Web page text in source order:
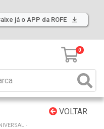
já o APP da ROFE
0
VOLTAR
-